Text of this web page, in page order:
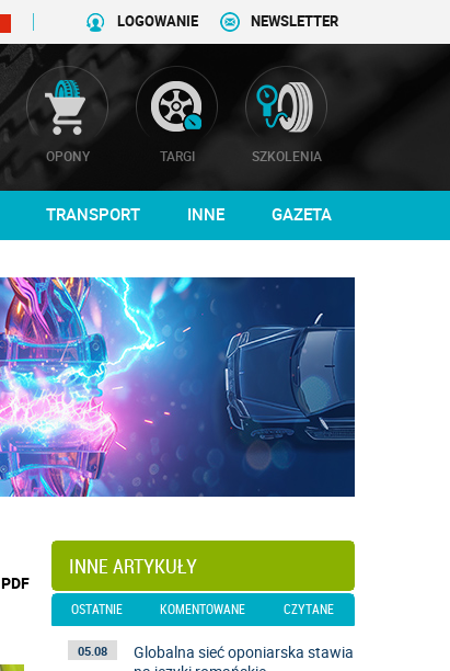
NEWSLETTER
LOGOWANIE
OPONY TARGI SZKOLENIA
TRANSPORT INNE GAZETA
wydrukuj
podstronę
PDF
INNE ARTYKUŁY
OSTATNIE KOMENTOWANE CZYTANE
05.08
Globalna sieć oponiarska stawia